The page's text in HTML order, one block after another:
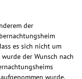
der
es sich nicht um
der Wunsch nach
wurde.